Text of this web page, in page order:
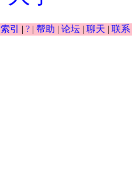
索引 | ? | 帮助 | 论坛 | 聊天 | 联系